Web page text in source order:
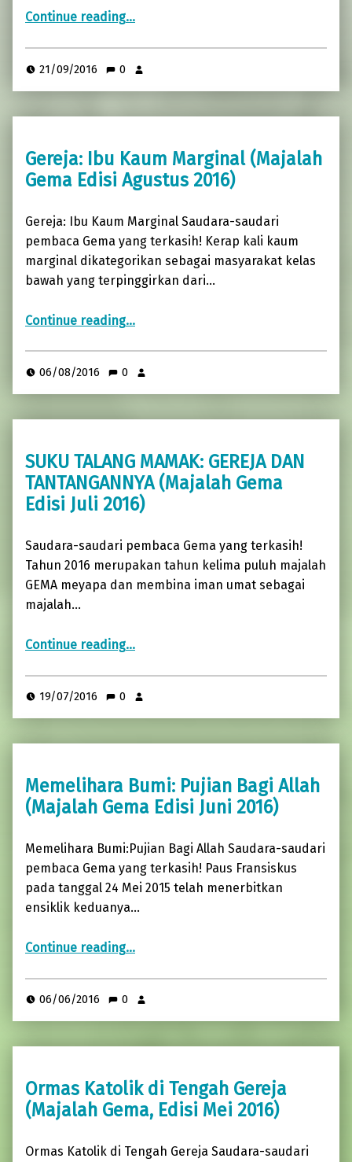
Continue reading“MENGHIDUPI KERAHIMAN ILAHI (Majalah Gema Edisi September 2016)”
…
21/09/2016 0
Gereja: Ibu Kaum Marginal (Majalah
Gema Edisi Agustus 2016)
Gereja: Ibu Kaum Marginal Saudara-saudari
pembaca Gema yang terkasih! Kerap kali kaum
marginal dikategorikan sebagai masyarakat kelas
bawah yang terpinggirkan dari…
Continue reading“Gereja: Ibu Kaum Marginal (Majalah Gema Edisi Agustus 2016)”
…
06/08/2016 0
SUKU TALANG MAMAK: GEREJA DAN
TANTANGANNYA (Majalah Gema
Edisi Juli 2016)
Saudara-saudari pembaca Gema yang terkasih!
Tahun 2016 merupakan tahun kelima puluh majalah
GEMA meyapa dan membina iman umat sebagai
majalah…
Continue reading“SUKU TALANG MAMAK: GEREJA DAN TANTANGANNYA (Majalah Gema Edisi Juli 2016)”
…
19/07/2016 0
Memelihara Bumi: Pujian Bagi Allah
(Majalah Gema Edisi Juni 2016)
Memelihara Bumi:Pujian Bagi Allah Saudara-saudari
pembaca Gema yang terkasih! Paus Fransiskus
pada tanggal 24 Mei 2015 telah menerbitkan
ensiklik keduanya…
Continue reading“Memelihara Bumi: Pujian Bagi Allah (Majalah Gema Edisi Juni 2016)”
…
06/06/2016 0
Ormas Katolik di Tengah Gereja
(Majalah Gema, Edisi Mei 2016)
Ormas Katolik di Tengah Gereja Saudara-saudari